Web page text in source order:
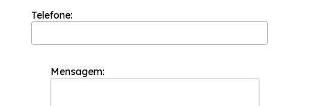
Telefone:
Mensagem: